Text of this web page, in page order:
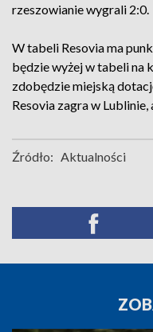
rzeszowianie wygrali 2:0.
W tabeli Resovia ma
będzie wyżej w tabeli na
zdobędzie miejską
Resovia zagra w
Źródło: Aktualności